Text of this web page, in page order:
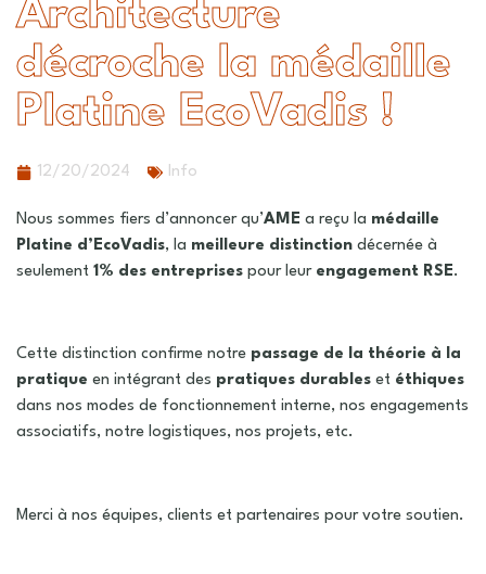
Architecture
décroche la médaille
Platine EcoVadis !
12/20/2024 Info
Nous sommes fiers d’annoncer qu’AME a reçu la médaille
Platine d’EcoVadis, la meilleure distinction décernée à
seulement 1% des entreprises pour leur engagement RSE.
Cette distinction confirme notre passage de la théorie à la
pratique en intégrant des pratiques durables et éthiques
dans nos modes de fonctionnement interne, nos engagements
associatifs, notre logistiques, nos projets, etc.
Merci à nos équipes, clients et partenaires pour votre soutien.